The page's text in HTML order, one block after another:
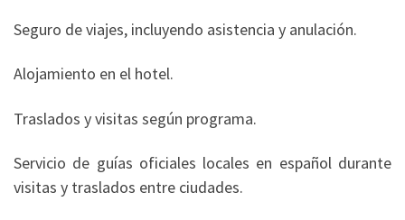
Seguro de viajes, incluyendo asistencia y anulación.
Alojamiento en el hotel.
Traslados y visitas según programa.
Servicio de guías oficiales locales en español durante
visitas y traslados entre ciudades.